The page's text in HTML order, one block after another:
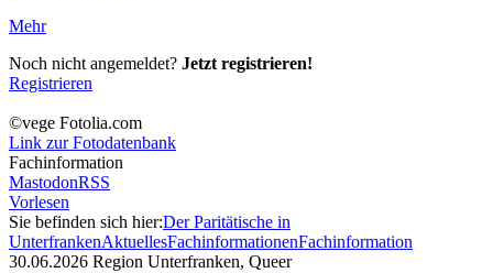
Mehr
Noch nicht angemeldet? Jetzt registrieren!
Registrieren
©vege Fotolia.com
Link zur Fotodatenbank
Fachinformation
MastodonRSS
Vorlesen
Sie befinden sich hier:Der Paritätische in
UnterfrankenAktuellesFachinformationenFachinformation
30.06.2026 Region Unterfranken, Queer